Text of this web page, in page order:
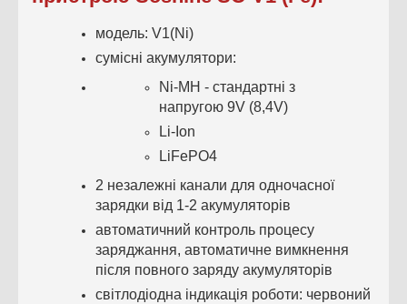
модель: V1(Ni)
сумісні акумулятори:
Ni-MH - стандартні з
напругою 9V (8,4V)
Li-Ion
LiFePO4
2 незалежні канали для одночасної
зарядки від 1-2 акумуляторів
автоматичний контроль процесу
заряджання, автоматичне вимкнення
після повного заряду акумуляторів
світлодіодна індикація роботи: червоний